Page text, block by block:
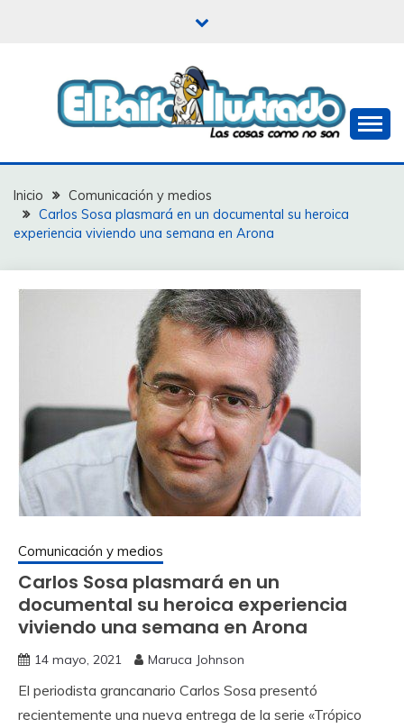
EL BAIFO ILUSTRADO
Inicio
Comunicación y medios
Carlos Sosa plasmará en un documental su heroica
experiencia viviendo una semana en Arona
Comunicación y medios
Carlos Sosa plasmará en un
documental su heroica experiencia
viviendo una semana en Arona
14 mayo, 2021 Maruca Johnson
El periodista grancanario Carlos Sosa presentó
recientemente una nueva entrega de la serie «Trópico